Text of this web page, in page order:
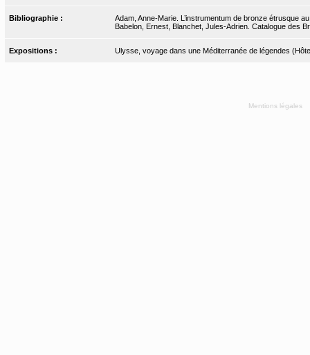
Bibliographie :
Adam, Anne-Marie. L’instrumentum de bronze étrusque
Babelon, Ernest, Blanchet, Jules-Adrien. Catalogue des
Expositions : Ulysse, voyage dans une Méditerranée de légendes
Mentions légales